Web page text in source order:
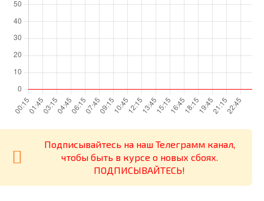
Подписывайтесь на наш Телеграмм канал,
чтобы быть в курсе о новых сбоях.
ПОДПИСЫВАЙТЕСЬ!